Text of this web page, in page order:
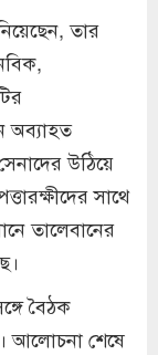
তার
অব্যাহত
উঠিয়ে
সাথে
তালেবানের
বৈঠক
আলোচনা শেষে